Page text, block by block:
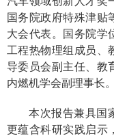
国务院政府特殊津贴
大会代表。国务院学
工程热物理组成员、
导委员会副主任、教
内燃机学会副理事长。
本次报告兼具国
更蕴含科研实践启示